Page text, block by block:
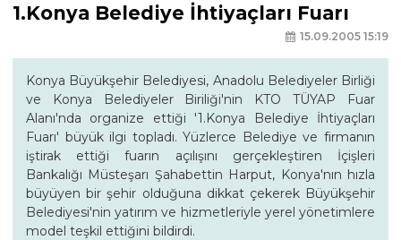
1.Konya Belediye İhtiyaçları Fuarı
15.09.2005 15:19
Konya Büyükşehir Belediyesi, Anadolu Belediyeler Birliği
ve Konya Belediyeler Biriliği'nin KTO TÜYAP Fuar
Alanı'nda organize ettiği '1.Konya Belediye İhtiyaçları
Fuarı' büyük ilgi topladı. Yüzlerce Belediye ve firmanın
iştirak ettiği fuarın açılışını gerçekleştiren İçişleri
Bankalığı Müsteşarı Şahabettin Harput, Konya'nın hızla
büyüyen bir şehir olduğuna dikkat çekerek Büyükşehir
Belediyesi'nin yatırım ve hizmetleriyle yerel yönetimlere
model teşkil ettiğini bildirdi.